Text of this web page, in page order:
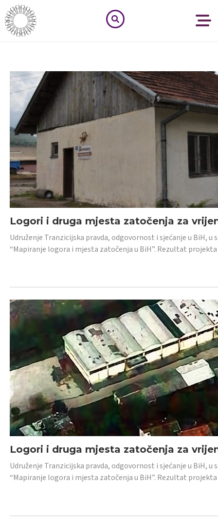
Logori i druga mjesta zatočenja za
Udruženje Tranzicijska pravda, odgovornost i sjećanje u BiH,
“Mapiranje logora i mjesta zatočenja u BiH”. Rezultat
Logori i druga mjesta zatočenja za
Udruženje Tranzicijska pravda, odgovornost i sjećanje u BiH,
“Mapiranje logora i mjesta zatočenja u BiH”. Rezultat